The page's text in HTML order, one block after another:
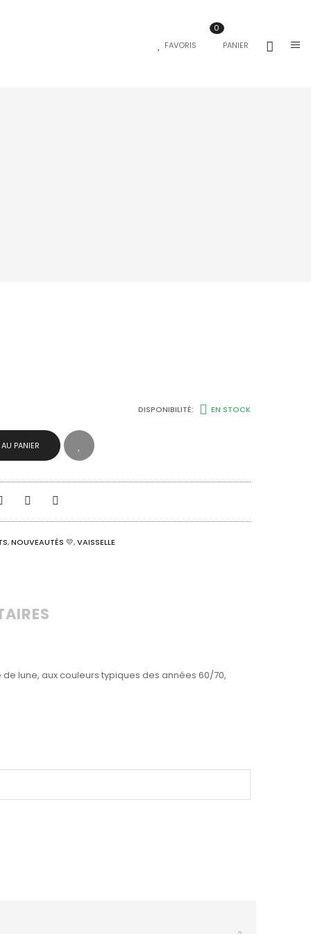
FAVORIS PANIER
0
DISPONIBILITÉ: EN STOCK
PANIER
,NOUVEAUTÉS 💛,VAISSELLE
lune, aux couleurs typiques des années 60/70,